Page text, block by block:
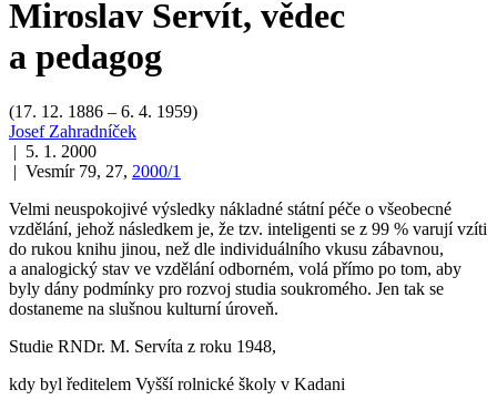
Miroslav Servít, vědec
a pedagog
(17. 12. 1886 – 6. 4. 1959)
Josef Zahradníček
| 5. 1. 2000
| Vesmír 79, 27, 2000/1
Velmi neuspokojivé výsledky nákladné státní péče o všeobecné
vzdělání, jehož následkem je, že tzv. inteligenti se z 99 % varují vzíti
do rukou knihu jinou, než dle individuálního vkusu zábavnou,
a analogický stav ve vzdělání odborném, volá přímo po tom, aby
byly dány podmínky pro rozvoj studia soukromého. Jen tak se
dostaneme na slušnou kulturní úroveň.
Studie RNDr. M. Servíta z roku 1948,
kdy byl ředitelem Vyšší rolnické školy v Kadani